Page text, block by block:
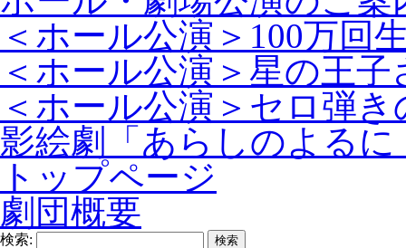
＜ホール公演＞100万回
＜ホール公演＞星の王子
＜ホール公演＞セロ弾
影絵劇「あらしのよるに
トップページ
劇団概要
検索: